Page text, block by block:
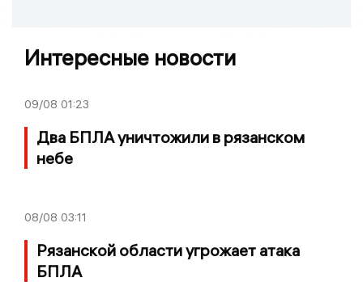
Интересные новости
09/08 01:23
Два БПЛА уничтожили в рязанском
небе
08/08 03:11
Рязанской области угрожает атака
БПЛА